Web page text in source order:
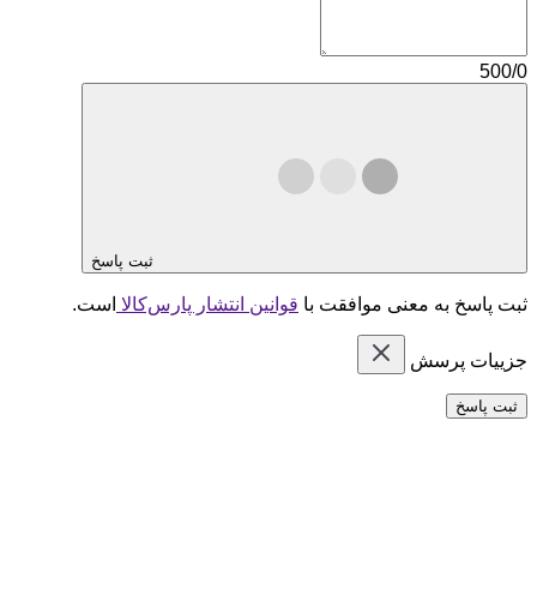
500/0
ثبت پاسخ
ثبت پاسخ به معنی موافقت با قوانین انتشار پارس‌کالا است.
جزییات پرسش
ثبت پاسخ